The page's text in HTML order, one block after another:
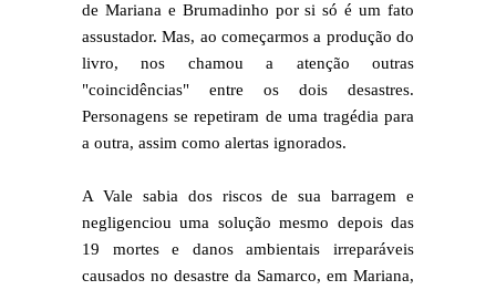
de Mariana e Brumadinho por si só é um fato
assustador. Mas, ao começarmos a produção do
livro, nos chamou a atenção outras
"coincidências" entre os dois desastres.
Personagens se repetiram de uma tragédia para
a outra, assim como alertas ignorados.
A Vale sabia dos riscos de sua barragem e
negligenciou uma solução mesmo depois das
19 mortes e danos ambientais irreparáveis
causados no desastre da Samarco, em Mariana,